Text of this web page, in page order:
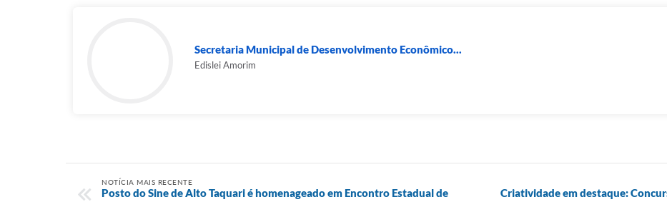
Secretaria Municipal de Desenvolvimento Econômico...
Edislei Amorim
NOTÍCIA MAIS RECENTE
Posto do Sine de Alto Taquari é homenageado em Encontro Estadual de
Criatividade em destaque: